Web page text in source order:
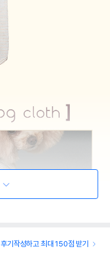
후기작성하고 최대 150점 받기